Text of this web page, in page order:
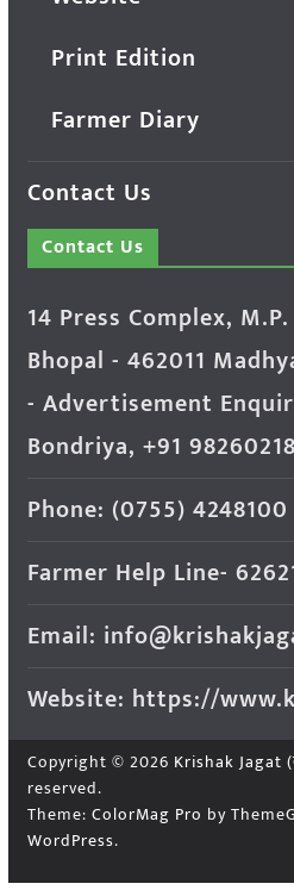
Print Edition
Farmer Diary
Contact Us
Contact Us
14 Press Complex,
Bhopal - 462011
- Advertisement
Bondriya, +91
Phone: (0755) 4248100
Farmer Help Line-
Email:
Website: https://
Copyright © 2026 Krishak
reserved.
Theme: ColorMag Pro by
WordPress.